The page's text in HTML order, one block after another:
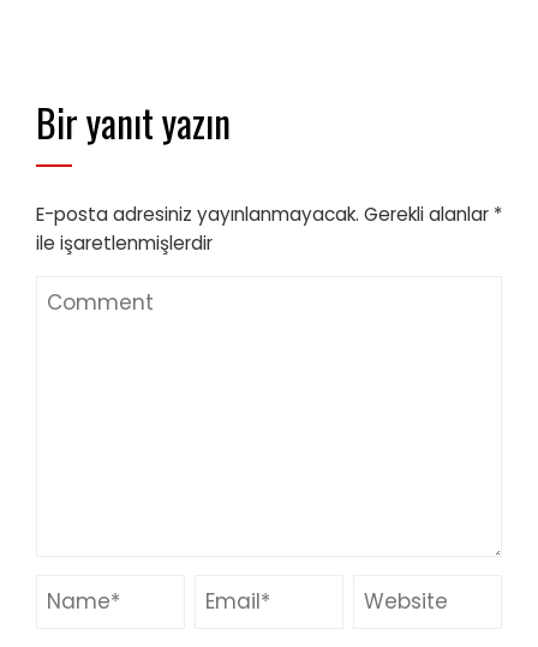
Bir yanıt yazın
E-posta adresiniz yayınlanmayacak. Gerekli alanlar *
ile işaretlenmişlerdir